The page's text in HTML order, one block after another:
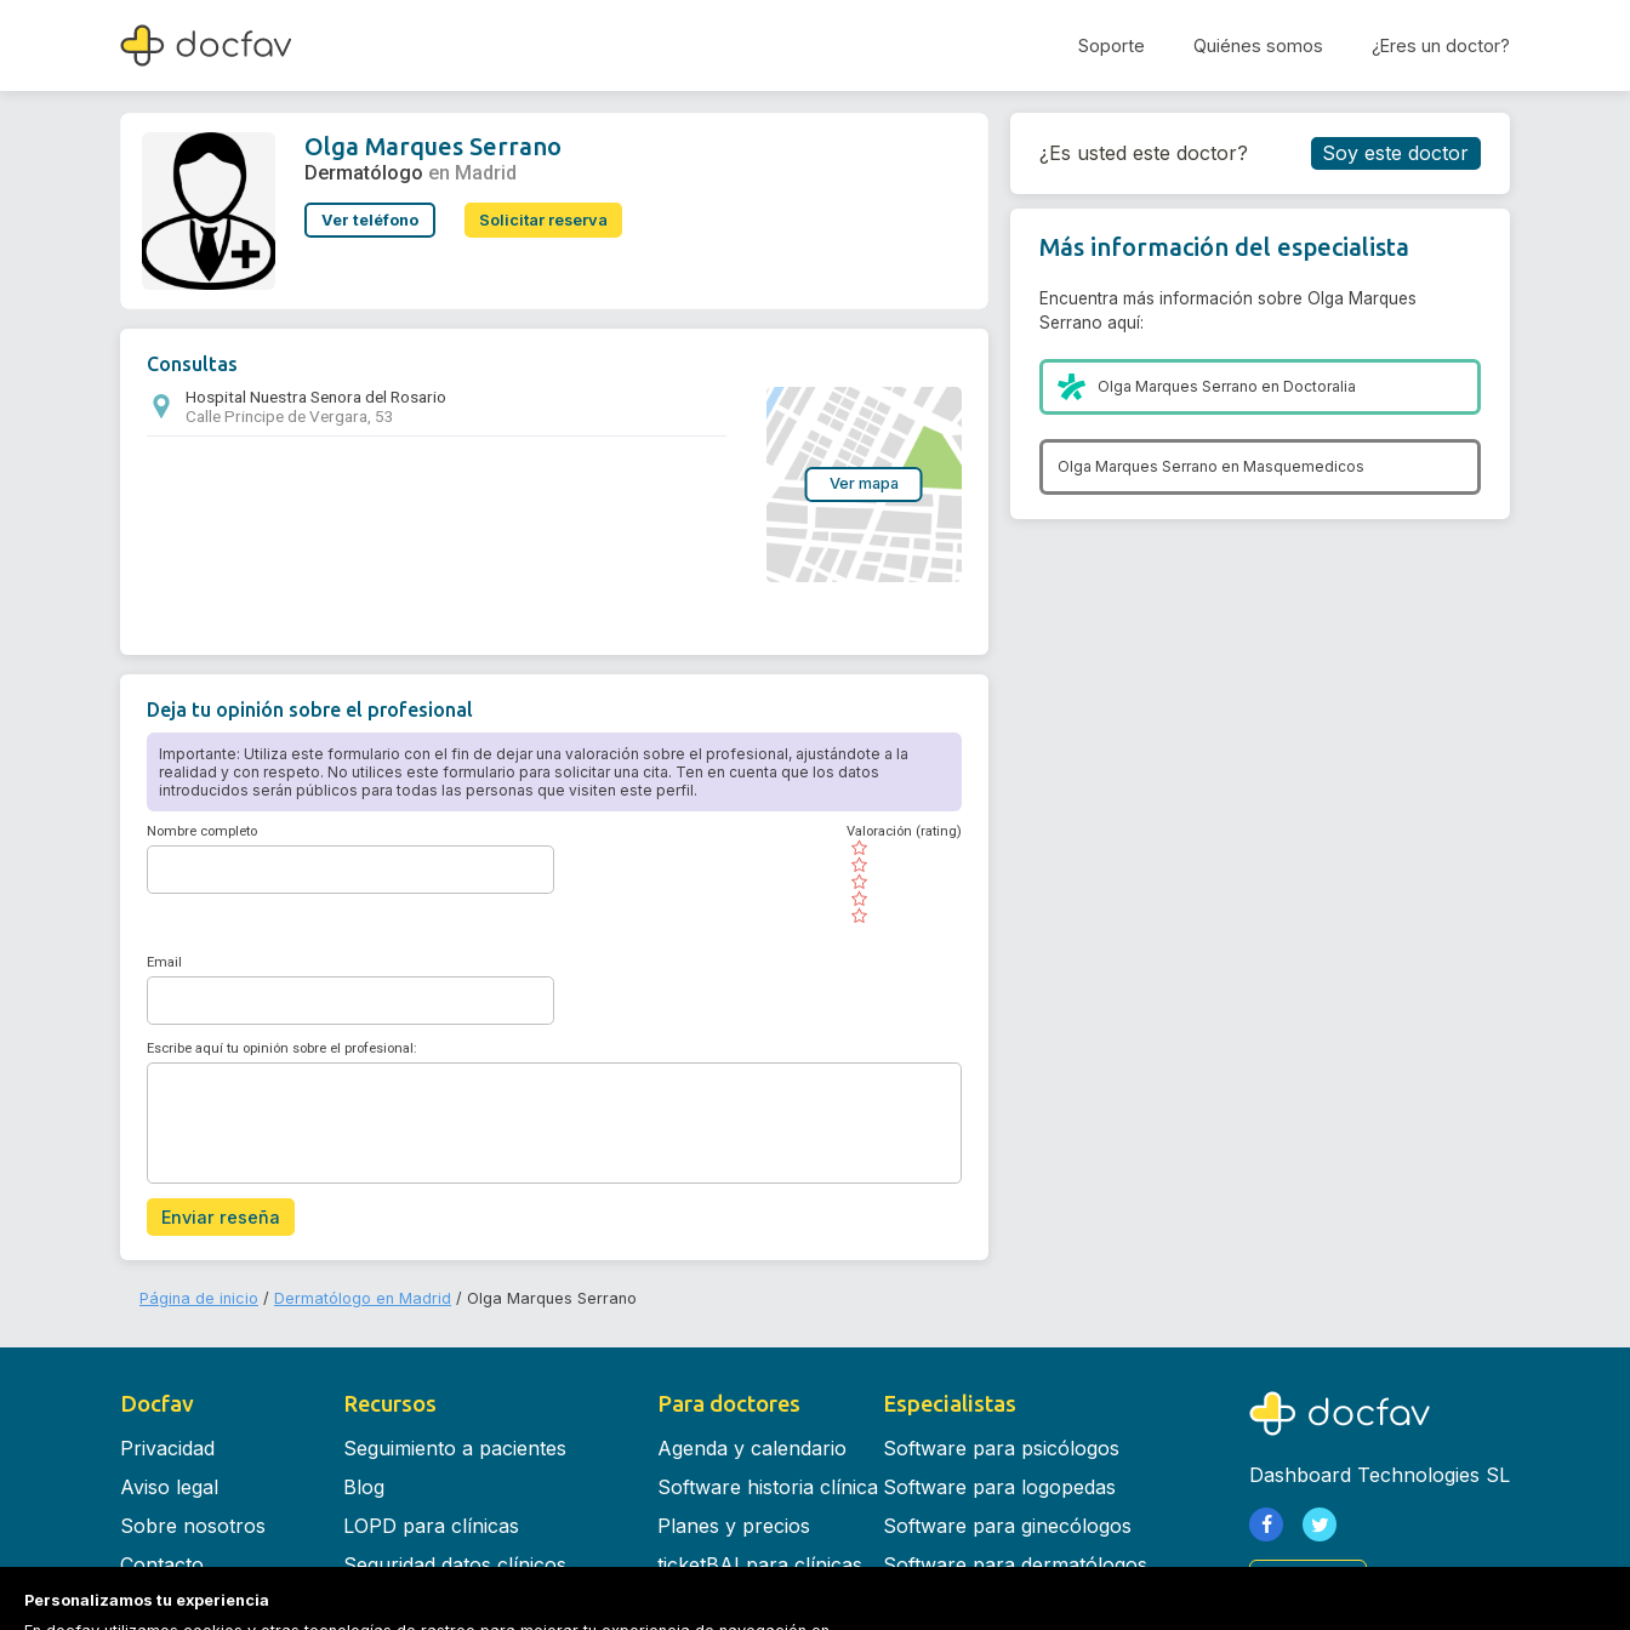
Soporte Quiénes somos ¿Eres un doctor?
Olga Marques Serrano
Dermatólogo
Reservar cita
Olga Marques Serrano
Dermatólogo en Madrid
Ver teléfono Solicitar reserva
Consultas
Hospital Nuestra Senora del Rosario
Calle Principe de Vergara, 53
Ver mapa
Deja tu opinión sobre el profesional
Importante: Utiliza este formulario con el fin de dejar una valoración sobre el profesional, ajustándote a la
realidad y con respeto. No utilices este formulario para solicitar una cita. Ten en cuenta que los datos
introducidos serán públicos para todas las personas que visiten este perfil.
Nombre completo
( )
( )
( )
( )
( )
Valoración (rating)
Email
Escribe aquí tu opinión sobre el profesional:
Enviar reseña
¿Es usted este doctor? Soy este doctor
Más información del especialista
Encuentra más información sobre Olga Marques
Serrano aquí:
Olga Marques Serrano enDoctoralia
Olga Marques Serrano en Masquemedicos
Página de inicio Dermatólogo en Madrid Olga Marques Serrano
Docfav
Privacidad
Aviso legal
Sobre nosotros
Contacto
Términos y condiciones
Recursos
Seguimiento a pacientes
Blog
LOPD para clínicas
Seguridad datos clínicos
Para doctores
Agenda y calendario
Software historia clínica
Planes y precios
ticketBAI para clínicas
Especialistas
Software para psicólogos
Software para logopedas
Software para ginecólogos
Software para dermatólogos
Dashboard Technologies SL
Personalizamos tu experiencia